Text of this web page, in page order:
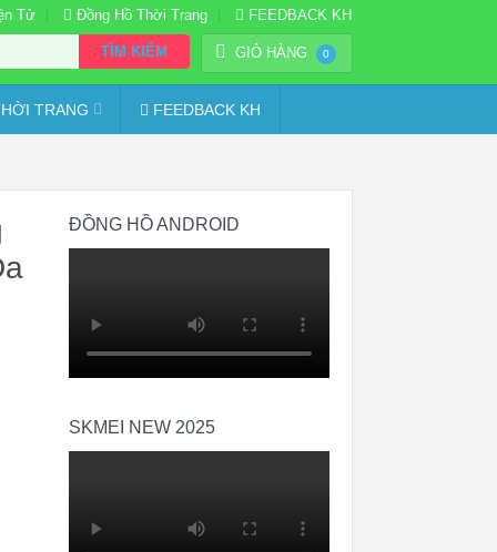
Tử Đồng Hồ Thời Trang FEEDBACK KH
GIỎ HÀNG 0
TÌM KIẾM
TRANG FEEDBACK KH
ĐỒNG HỒ ANDROID
SKMEI NEW 2025